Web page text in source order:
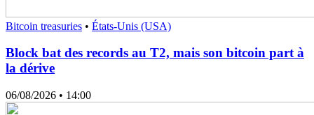
Bitcoin treasuries • États-Unis (USA)
Block bat des records au T2, mais son bitcoin part à
la dérive
06/08/2026 • 14:00